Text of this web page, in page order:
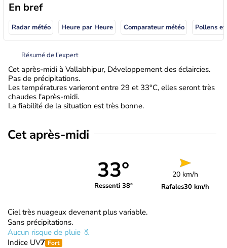
En bref
Radar météo Heure par Heure Comparateur météo Pollens
Résumé de l’expert
Cet après-midi à Vallabhipur, Développement des éclaircies.
Pas de précipitations.
Les températures varieront entre 29 et 33°C, elles seront très
chaudes l'après-midi.
La fiabilité de la situation est très bonne.
Cet après-midi
33°
Ressenti 38°
20 km/h
Rafales30 km/h
Ciel très nuageux devenant plus variable.
Sans précipitations.
Aucun risque de pluie
Indice UV7 Fort